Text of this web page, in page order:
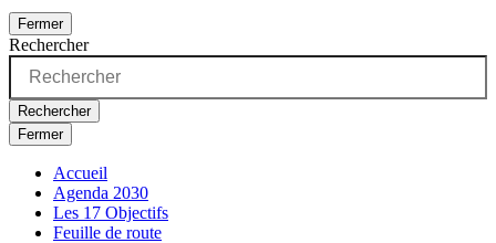
Fermer
Rechercher
Rechercher
Fermer
Accueil
Agenda 2030
Les 17 Objectifs
Feuille de route